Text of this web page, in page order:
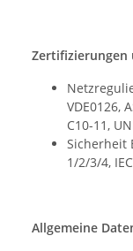
Zertifizierungen
VDE0126,
C10-11,
Sicherheit
1/2/3/4,
Allgemeine